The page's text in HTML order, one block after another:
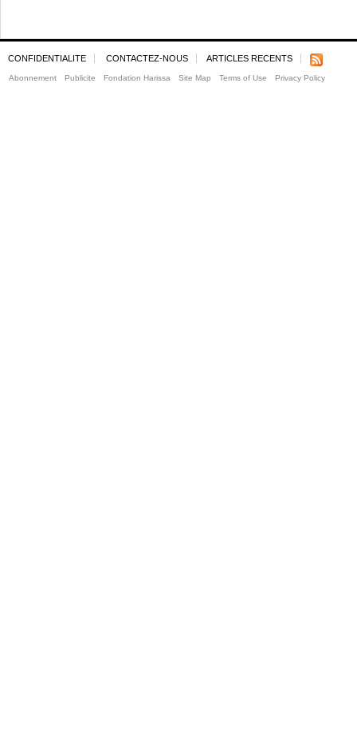
CONFIDENTIALITE CONTACTEZ-NOUS ARTICLES RECENTS
Abonnement Publicite Fondation Harissa Site Map Terms of Use Privacy Policy